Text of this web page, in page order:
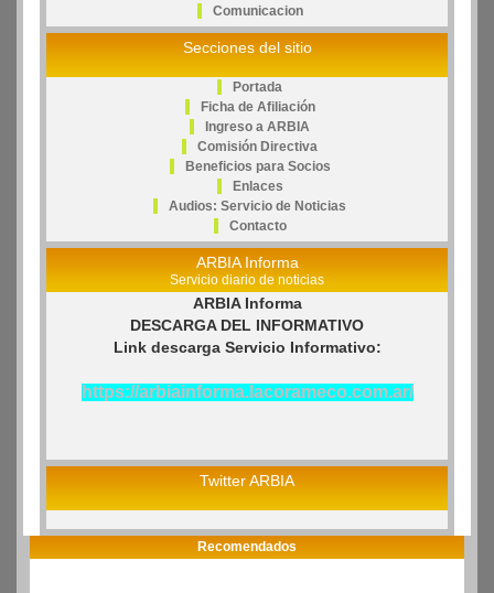
Comunicacion
Secciones del sitio
Portada
Ficha de Afiliación
Ingreso a ARBIA
Comisión Directiva
Beneficios para Socios
Enlaces
Audios: Servicio de Noticias
Contacto
ARBIA Informa
Servicio diario de noticias
ARBIA Informa
DESCARGA DEL INFORMATIVO
Link descarga Servicio Informativo:
https://arbiainforma.lacorameco.com.ar/
Twitter ARBIA
Recomendados